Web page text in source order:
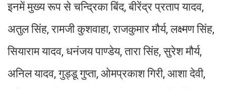
इनमें मुख्य रूप से चन्द्रिका बिंद, बीरेंद्र प्रताप यादव,
अतुल सिंह, रामजी कुशवाहा, राजकुमार मौर्य, लक्ष्मण सिंह,
सियाराम यादव, धनंजय पाण्डेय, तारा सिंह, सुरेश मौर्य,
अनिल यादव, गुड्डू गुप्ता, ओमप्रकाश गिरी, आशा देवी,